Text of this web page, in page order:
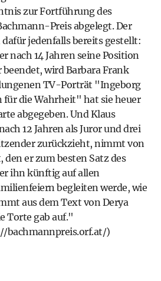
zur Fortführung des
Preis abgelegt. Der
dafür jedenfalls bereits gestellt:
nach 14 Jahren seine Position
wird Barbara Frank
TV-Porträt "Ingeborg
die Wahrheit" hat sie heuer
abgegeben. Und Klaus
12 Jahren als Juror und drei
zurückzieht, nimmt von
er zum besten Satz des
ihn künftig auf allen
begleiten werde, wie
aus dem Text von Derya
Torte gab auf."
bachmannpreis.orf.at/)